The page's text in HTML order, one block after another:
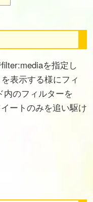
を指定し
表示する様にフィ
内のフィルターを
ートのみを追い駆け